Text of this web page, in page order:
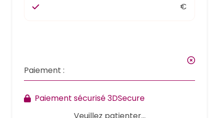
€
Paiement :
Paiement sécurisé 3DSecure
Veuillez patienter...